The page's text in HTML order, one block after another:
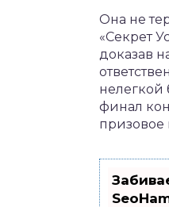
Она не
«Секрет
доказав
финал
призовое